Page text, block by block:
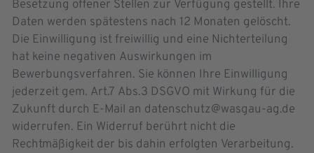
Besetzung offener Stellen zur Verfügung gestellt. Ihre
Daten werden spätestens nach 12 Monaten gelöscht.
Die Einwilligung ist freiwillig und eine Nichterteilung
hat keine negativen Auswirkungen im
Bewerbungsverfahren. Sie können Ihre Einwilligung
jederzeit gem. Art.7 Abs.3 DSGVO mit Wirkung für die
Zukunft durch E-Mail an datenschutz@wasgau-ag.de
widerrufen. Ein Widerruf berührt nicht die
Rechtmäßigkeit der bis dahin erfolgten Verarbeitung.